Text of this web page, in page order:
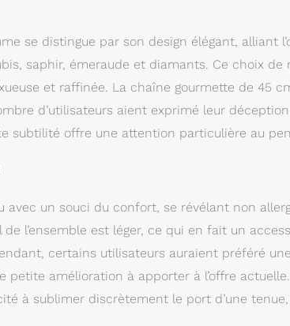
se distingue par son design élégant, alliant
saphir, émeraude et diamants. Ce choix
et raffinée. La chaîne gourmette de 45
d’utilisateurs aient exprimé leur
subtilité offre une attention particulière au
avec un souci du confort, se révélant non
de l’ensemble est léger, ce qui en fait un
certains utilisateurs auraient préféré
petite amélioration à apporter à l’offre
à sublimer discrètement le port d’une